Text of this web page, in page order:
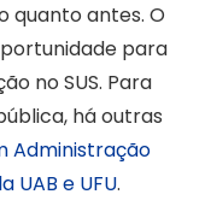
quanto antes. O
para
no SUS. Para
há outras
Administração
UAB e UFU.